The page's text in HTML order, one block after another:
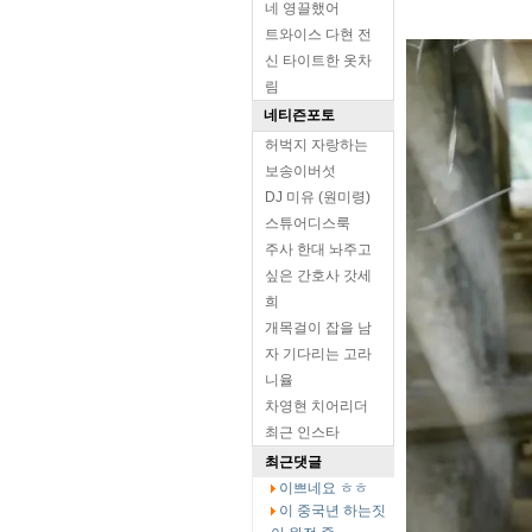
네 영끌했어
트와이스 다현 전
신 타이트한 옷차
림
네티즌포토
허벅지 자랑하는
보송이버섯
DJ 미유 (원미령)
스튜어디스룩
주사 한대 놔주고
싶은 간호사 갓세
희
개목걸이 잡을 남
자 기다리는 고라
니율
차영현 치어리더
최근 인스타
최근댓글
이쁘네요 ㅎㅎ
이 중국년 하는짓